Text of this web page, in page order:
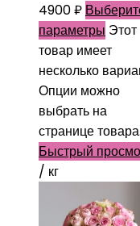
4900₽
параметры Этот
товар имеет
несколько
Опции можно
выбрать на
странице товара.
Быстрый
/ кг